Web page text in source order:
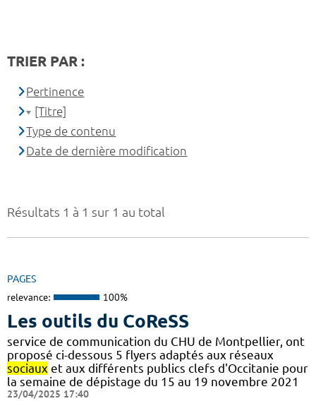
Résultats 1 à 1 sur 1 au total
PAGES
relevance: 100%
Les outils du CoReSS
service de communication du CHU de Montpellier, ont
proposé ci-dessous 5 flyers adaptés aux réseaux
sociaux et aux différents publics clefs d'Occitanie pour
la semaine de dépistage du 15 au 19 novembre 2021
23/04/2025 17:40
TRIER PAR :
Pertinence
[Titre]
Type de contenu
Date de dernière modification